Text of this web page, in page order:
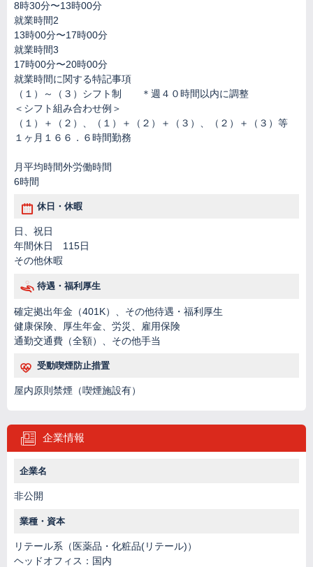
8時30分〜13時00分
就業時間2
13時00分〜17時00分
就業時間3
17時00分〜20時00分
就業時間に関する特記事項
（１）～（３）シフト制 ＊週４０時間以内に調整
＜シフト組み合わせ例＞
（１）＋（２）、（１）＋（２）＋（３）、（２）＋（３）等
１ヶ月１６６．６時間勤務
月平均時間外労働時間
6時間
休日・休暇
日、祝日
年間休日 115日
その他休暇
待遇・福利厚生
確定拠出年金（401K）、その他待遇・福利厚生
健康保険、厚生年金、労災、雇用保険
通勤交通費（全額）、その他手当
受動喫煙防止措置
屋内原則禁煙（喫煙施設有）
企業情報
企業名
非公開
業種・資本
リテール系（医薬品・化粧品(リテール)）
ヘッドオフィス：国内